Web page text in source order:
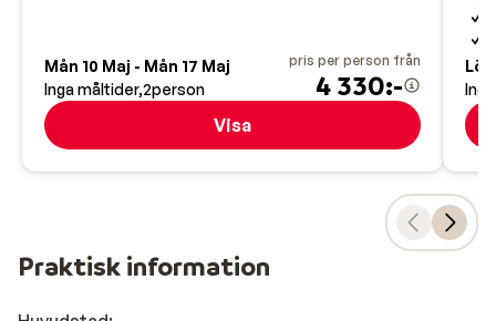
Mån 10 Maj - Mån 17 Maj
Inga måltider 2person
pris per person från
4 330:-
Visa
Lör
Praktisk information